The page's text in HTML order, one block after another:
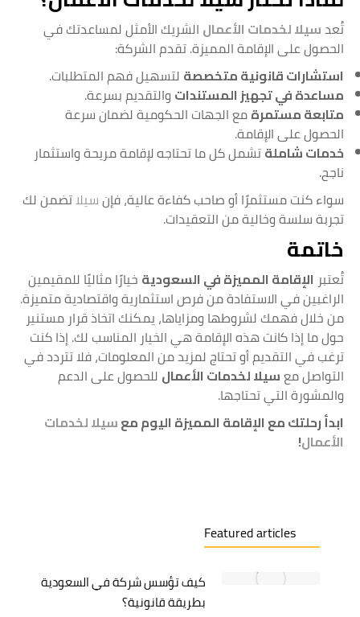
تُعدسيلا لخدمات الأعمال الشريك الأمثل لمساعدتك في
الحصول على الإقامة المميزة. تقدم الشركة:
استشارات قانونية متخصصة لتسهيل فهم المتطلبات.
مساعدة في تجهيز المستندات والتقديم بسرعة.
متابعة مستمرةمع الجهات الحكومية لضمان سرعة
الحصول على الإقامة.
خدمات شاملةتشمل كل ما تحتاجه لإقامة مريحة واستثمار
ناجح.
سواء كنت مستثمرًا أو صاحب كفاءة عالية، فإنسيلاتضمن لك
تجربة سلسة وخالية من التعقيدات.
خاتمة
تُعتبر الإقامة المميزة في السعودية خيارًا مثاليًا للمقيمين
الراغبين في الاستفادة من فرص استثمارية واقتصادية متميزة.
من خلال فهمك لشروطها ومزاياها، يمكنك اتخاذ قرار مستنير
حول ما إذا كانت هذه الإقامة هي الخيار المناسب لك. إذا كنت
ترغب في التقديم أو تحتاج لمزيد من المعلومات، فلا تتردد في
التواصل معسيلا لخدمات الأعمال للحصول على الدعم
والمشورة التي تحتاجها.
ابدأ رحلتك مع الإقامة المميزة اليوم معسيلا لخدمات
الأعمال!
Featured articles
كيف تؤسس شركة في السعودية
بطريقة قانونية؟